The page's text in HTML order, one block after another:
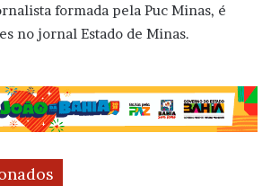
formada pela Puc Minas, é
no jornal Estado de Minas.